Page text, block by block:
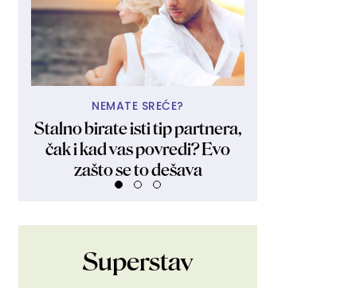
NEMATE SREĆE?
Stalno birate isti tip partnera,
čak i kad vas povredi? Evo
zašto se to dešava
Superstav